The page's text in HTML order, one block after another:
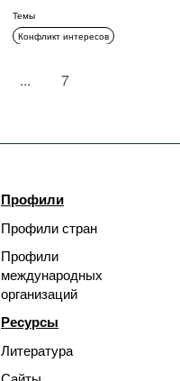
Темы
Конфликт интересов
Коррупция в сфере
... 7
Профили
Профили стран
Профили
международных
организаций
Ресурсы
Литература